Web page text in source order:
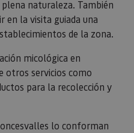
naturaleza. También
en la visita guiada una
de la zona.
micológica en
otros servicios como
para la recolección y
lo conforman